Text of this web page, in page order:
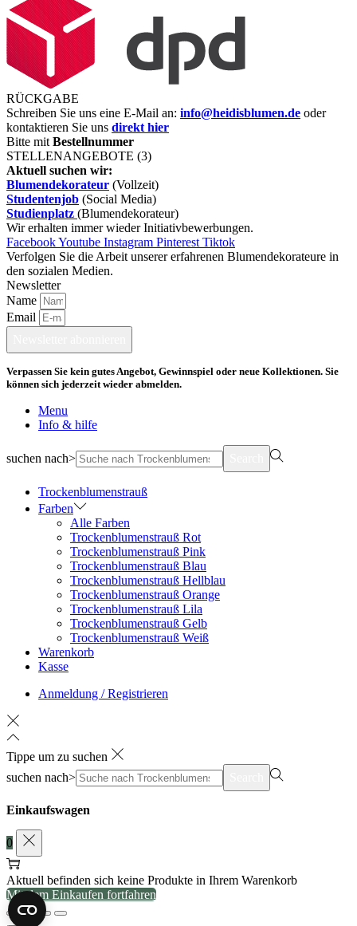
RÜCKGABE
Schreiben Sie uns eine E-Mail an: info@heidisblumen.de oder
kontaktieren Sie uns direkt hier
Bitte mit Bestellnummer
STELLENANGEBOTE (3)
Aktuell suchen wir:
Blumendekorateur (Vollzeit)
Studentenjob (Social Media)
Studienplatz (Blumendekorateur)
Wir erhalten immer wieder Initiativbewerbungen.
FacebookYoutube Instagram Pinterest Tiktok
Verfolgen Sie die Arbeit unserer erfahrenen Blumendekorateure in
den sozialen Medien.
Newsletter
Name
Email
Verpassen Sie kein gutes Angebot, Gewinnspiel oder neue Kollektionen. Sie
können sich jederzeit wieder abmelden.
Menu
Info & hilfe
suchen nach>
Trockenblumenstrauß
Farben
Alle Farben
Trockenblumenstrauß Rot
Trockenblumenstrauß Pink
Trockenblumenstrauß Blau
Trockenblumenstrauß Hellblau
Trockenblumenstrauß Orange
Trockenblumenstrauß Lila
Trockenblumenstrauß Gelb
Trockenblumenstrauß Weiß
Warenkorb
Kasse
Anmeldung / Registrieren
Tippe um zu suchen
suchen nach>
Einkaufswagen
0
Aktuell befinden sich keine Produkte in Ihrem Warenkorb
Mit dem Einkaufen fortfahren